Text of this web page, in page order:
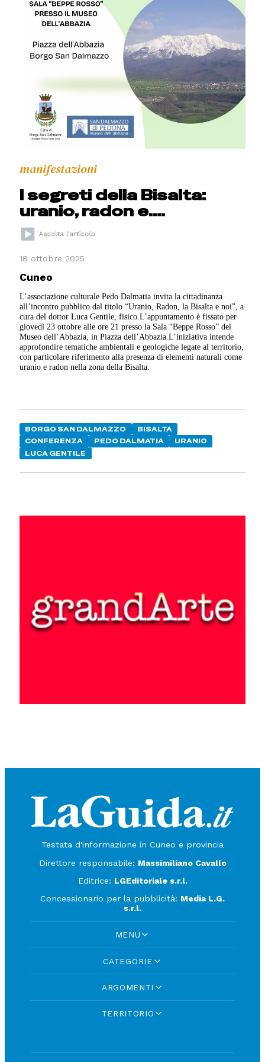
manifestazioni
I segreti della Bisalta:
uranio, radon e….
18 ottobre 2025
Cuneo
L’associazione culturale Pedo Dalmatia invita la cittadinanza
all’incontro pubblico dal titolo “Uranio, Radon, la Bisalta e noi”, a
cura del dottor Luca Gentile, fisico.L’appuntamento è fissato per
giovedì 23 ottobre alle ore 21 presso la Sala “Beppe Rosso” del
Museo dell’Abbazia, in Piazza dell’Abbazia.L’iniziativa intende
approfondire tematiche ambientali e geologiche legate al territorio,
con particolare riferimento alla presenza di elementi naturali come
uranio e radon nella zona della Bisalta.
BORGO SAN DALMAZZO
BISALTA
CONFERENZA
PEDO DALMATIA
URANIO
LUCA GENTILE
Testata d'informazione in Cuneo e provincia
Direttore responsabile: Massimiliano Cavallo
Editrice: LGEditoriale s.r.l.
Concessionario per la pubblicità: Media L.G.
s.r.l.
MENU
CATEGORIE
ARGOMENTI
TERRITORIO